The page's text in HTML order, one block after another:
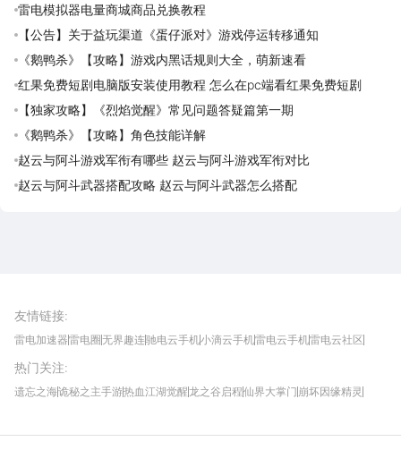
雷电模拟器电量商城商品兑换教程
【公告】关于益玩渠道《蛋仔派对》游戏停运转移通知
《鹅鸭杀》【攻略】游戏内黑话规则大全，萌新速看
红果免费短剧电脑版安装使用教程 怎么在pc端看红果免费短剧
【独家攻略】《烈焰觉醒》常见问题答疑篇第一期
《鹅鸭杀》【攻略】角色技能详解
赵云与阿斗游戏军衔有哪些 赵云与阿斗游戏军衔对比
赵云与阿斗武器搭配攻略 赵云与阿斗武器怎么搭配
友情链接:
雷电加速器雷电圈无界趣连驰电云手机小滴云手机雷电云手机雷电云社区
我爱vr网华军软件园
热门关注:
遗忘之海诡秘之主手游热血江湖觉醒龙之谷启程仙界大掌门 崩坏因缘精灵